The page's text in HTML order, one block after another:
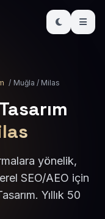
/ Muğla / Milas
yönelik,
SEO/AEO için
Yıllık 50